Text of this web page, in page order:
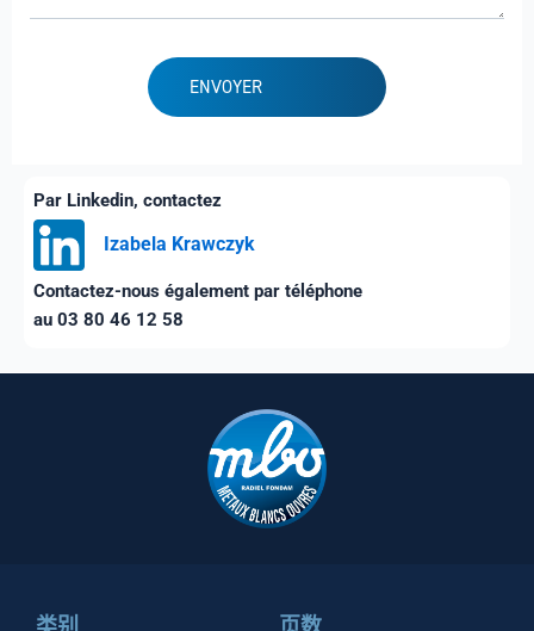
Par Linkedin, contactez
Izabela Krawczyk
Contactez-nous également par téléphone
au 03 80 46 12 58